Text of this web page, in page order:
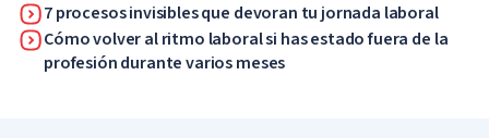
7 procesos invisibles que devoran tu jornada laboral
Cómo volver al ritmo laboral si has estado fuera de la
profesión durante varios meses